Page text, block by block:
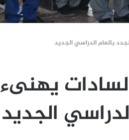
بالعام الدراسي الجديد
يهنىء
الجديد